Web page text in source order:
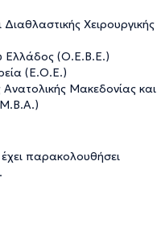
Χειρουργικής
Ελλάδος (Ο.Ε.Β.Ε.)
(Ε.Ο.Ε.)
Μακεδονίας και
έχει παρακολουθήσει